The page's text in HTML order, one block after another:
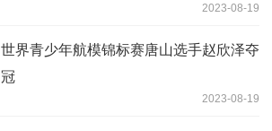
2023-08-19
世界青少年航模锦标赛唐山选手赵欣泽夺
冠
2023-08-19